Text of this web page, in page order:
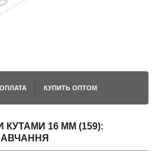
КУПИТЬ ОПТОМ
16 ММ (159):